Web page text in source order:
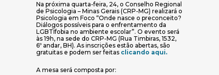
Na próxima quarta-feira, 24, o Conselho Regional
de Psicologia – Minas Gerais (CRP-MG) realizará o
Psicologia em Foco “Onde nasce o preconceito?
Diálogos possíveis para o enfrentamento da
LGBTIfobia no ambiente escolar”. O evento será
às 19h, na sede do CRP-MG (Rua Timbiras, 1532,
6º andar, BH). As inscrições estão abertas, são
gratuitas e podem ser feitas clicando aqui.(abre em nova
A mesa será composta por: